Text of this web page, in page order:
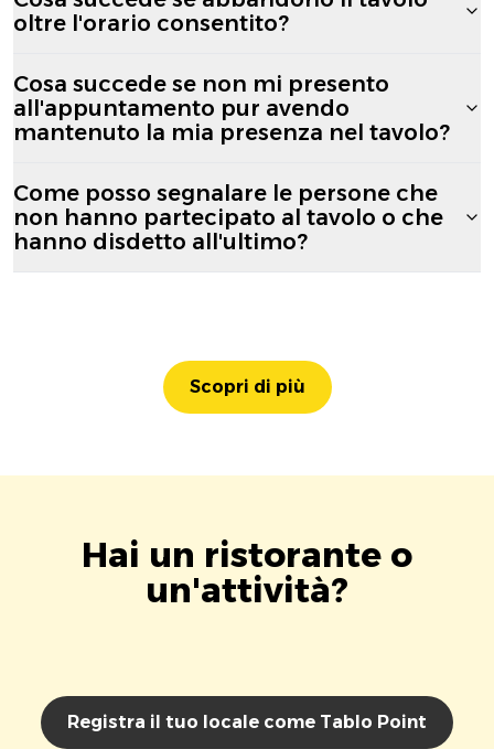
oltre l'orario consentito?
Cosa succede se non mi presento
all'appuntamento pur avendo
mantenuto la mia presenza nel tavolo?
Come posso segnalare le persone che
non hanno partecipato al tavolo o che
hanno disdetto all'ultimo?
Scopri di più
Hai un ristorante o
un'attività?
Registra il tuo locale come Tablo Point